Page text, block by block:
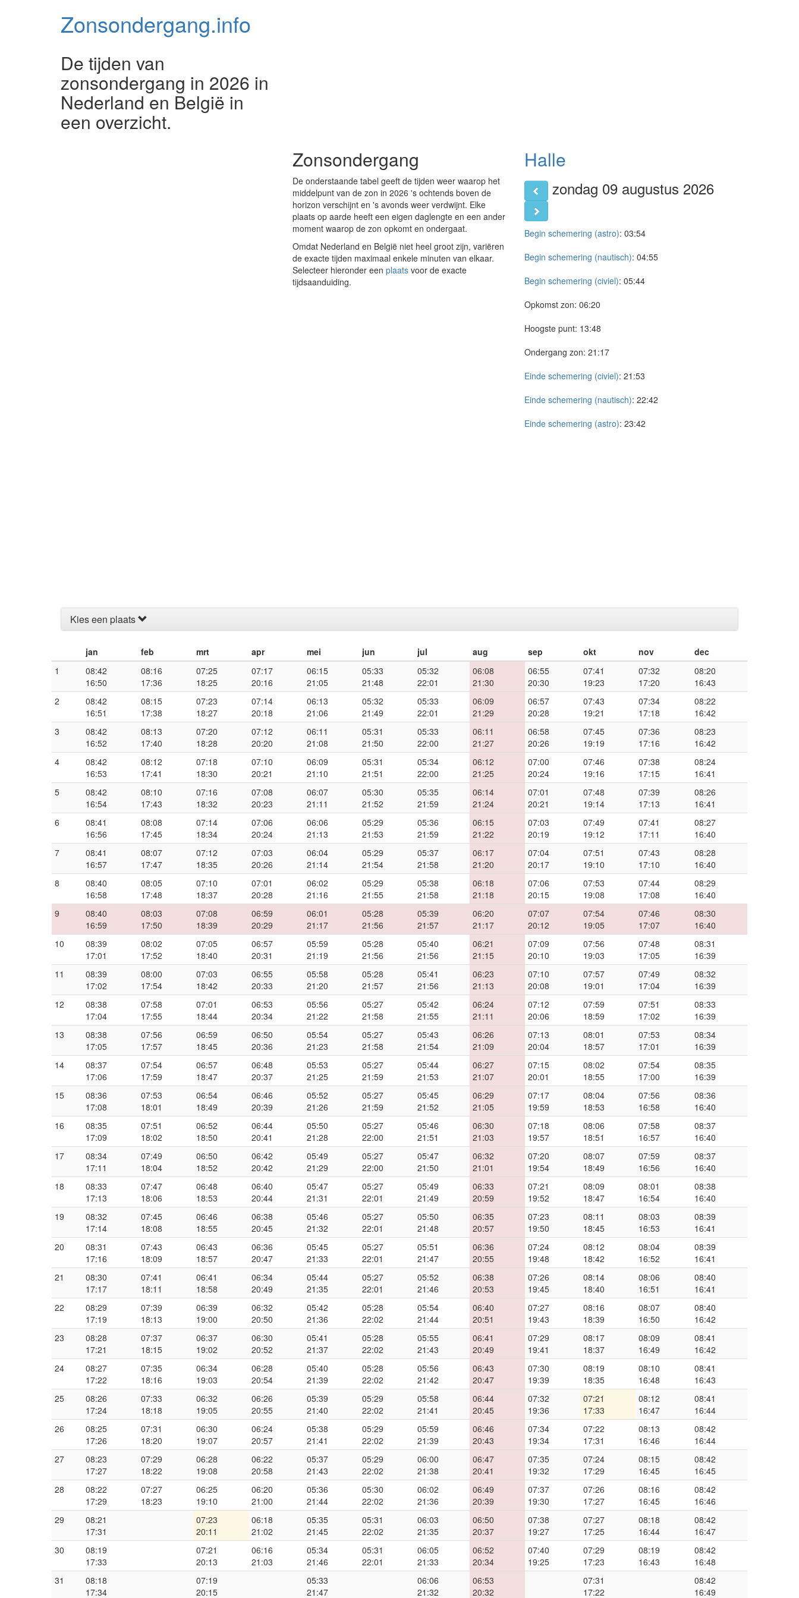
Zonsondergang.info
De tijden van
zonsondergang in 2026 in
Nederland en België in
een overzicht.
Zonsondergang
De onderstaande tabel geeft de tijden weer waarop het
middelpunt van de zon in 2026 's ochtends boven de
horizon verschijnt en 's avonds weer verdwijnt. Elke
plaats op aarde heeft een eigen daglengte en een ander
moment waarop de zon opkomt en ondergaat.
Omdat Nederland en België niet heel groot zijn, variëren
de exacte tijden maximaal enkele minuten van elkaar.
Selecteer hieronder een plaats voor de exacte
tijdsaanduiding.
Halle
zondag 09 augustus 2026
Begin schemering (astro): 03:54
Begin schemering (nautisch): 04:55
Begin schemering (civiel): 05:44
Opkomst zon: 06:20
Hoogste punt: 13:48
Ondergang zon: 21:17
Einde schemering (civiel): 21:53
Einde schemering (nautisch): 22:42
Einde schemering (astro): 23:42
Kies een plaats
jan feb mrt apr mei jun jul aug sep okt nov
dec
1
08:42
16:50
08:16
17:36
07:25
18:25
07:17
20:16
06:15
21:05
05:33
21:48
05:32
22:01
06:08
21:30
06:55
20:30
07:41
19:23
07:32
17:20
08:20
16:43
2
08:42
16:51
08:15
17:38
07:23
18:27
07:14
20:18
06:13
21:06
05:32
21:49
05:33
22:01
06:09
21:29
06:57
20:28
07:43
19:21
07:34
17:18
08:22
16:42
3
08:42
16:52
08:13
17:40
07:20
18:28
07:12
20:20
06:11
21:08
05:31
21:50
05:33
22:00
06:11
21:27
06:58
20:26
07:45
19:19
07:36
17:16
08:23
16:42
4
08:42
16:53
08:12
17:41
07:18
18:30
07:10
20:21
06:09
21:10
05:31
21:51
05:34
22:00
06:12
21:25
07:00
20:24
07:46
19:16
07:38
17:15
08:24
16:41
5
08:42
16:54
08:10
17:43
07:16
18:32
07:08
20:23
06:07
21:11
05:30
21:52
05:35
21:59
06:14
21:24
07:01
20:21
07:48
19:14
07:39
17:13
08:26
16:41
6
08:41
16:56
08:08
17:45
07:14
18:34
07:06
20:24
06:06
21:13
05:29
21:53
05:36
21:59
06:15
21:22
07:03
20:19
07:49
19:12
07:41
17:11
08:27
16:40
7
08:41
16:57
08:07
17:47
07:12
18:35
07:03
20:26
06:04
21:14
05:29
21:54
05:37
21:58
06:17
21:20
07:04
20:17
07:51
19:10
07:43
17:10
08:28
16:40
8
08:40
16:58
08:05
17:48
07:10
18:37
07:01
20:28
06:02
21:16
05:29
21:55
05:38
21:58
06:18
21:18
07:06
20:15
07:53
19:08
07:44
17:08
08:29
16:40
9
08:40
16:59
08:03
17:50
07:08
18:39
06:59
20:29
06:01
21:17
05:28
21:56
05:39
21:57
06:20
21:17
07:07
20:12
07:54
19:05
07:46
17:07
08:30
16:40
10
08:39
17:01
08:02
17:52
07:05
18:40
06:57
20:31
05:59
21:19
05:28
21:56
05:40
21:56
06:21
21:15
07:09
20:10
07:56
19:03
07:48
17:05
08:31
16:39
11
08:39
17:02
08:00
17:54
07:03
18:42
06:55
20:33
05:58
21:20
05:28
21:57
05:41
21:56
06:23
21:13
07:10
20:08
07:57
19:01
07:49
17:04
08:32
16:39
12
08:38
17:04
07:58
17:55
07:01
18:44
06:53
20:34
05:56
21:22
05:27
21:58
05:42
21:55
06:24
21:11
07:12
20:06
07:59
18:59
07:51
17:02
08:33
16:39
13
08:38
17:05
07:56
17:57
06:59
18:45
06:50
20:36
05:54
21:23
05:27
21:58
05:43
21:54
06:26
21:09
07:13
20:04
08:01
18:57
07:53
17:01
08:34
16:39
14
08:37
17:06
07:54
17:59
06:57
18:47
06:48
20:37
05:53
21:25
05:27
21:59
05:44
21:53
06:27
21:07
07:15
20:01
08:02
18:55
07:54
17:00
08:35
16:39
15
08:36
17:08
07:53
18:01
06:54
18:49
06:46
20:39
05:52
21:26
05:27
21:59
05:45
21:52
06:29
21:05
07:17
19:59
08:04
18:53
07:56
16:58
08:36
16:40
16
08:35
17:09
07:51
18:02
06:52
18:50
06:44
20:41
05:50
21:28
05:27
22:00
05:46
21:51
06:30
21:03
07:18
19:57
08:06
18:51
07:58
16:57
08:37
16:40
17
08:34
17:11
07:49
18:04
06:50
18:52
06:42
20:42
05:49
21:29
05:27
22:00
05:47
21:50
06:32
21:01
07:20
19:54
08:07
18:49
07:59
16:56
08:37
16:40
18
08:33
17:13
07:47
18:06
06:48
18:53
06:40
20:44
05:47
21:31
05:27
22:01
05:49
21:49
06:33
20:59
07:21
19:52
08:09
18:47
08:01
16:54
08:38
16:40
19
08:32
17:14
07:45
18:08
06:46
18:55
06:38
20:45
05:46
21:32
05:27
22:01
05:50
21:48
06:35
20:57
07:23
19:50
08:11
18:45
08:03
16:53
08:39
16:41
20
08:31
17:16
07:43
18:09
06:43
18:57
06:36
20:47
05:45
21:33
05:27
22:01
05:51
21:47
06:36
20:55
07:24
19:48
08:12
18:42
08:04
16:52
08:39
16:41
21
08:30
17:17
07:41
18:11
06:41
18:58
06:34
20:49
05:44
21:35
05:27
22:01
05:52
21:46
06:38
20:53
07:26
19:45
08:14
18:40
08:06
16:51
08:40
16:41
22
08:29
17:19
07:39
18:13
06:39
19:00
06:32
20:50
05:42
21:36
05:28
22:02
05:54
21:44
06:40
20:51
07:27
19:43
08:16
18:39
08:07
16:50
08:40
16:42
23
08:28
17:21
07:37
18:15
06:37
19:02
06:30
20:52
05:41
21:37
05:28
22:02
05:55
21:43
06:41
20:49
07:29
19:41
08:17
18:37
08:09
16:49
08:41
16:42
24
08:27
17:22
07:35
18:16
06:34
19:03
06:28
20:54
05:40
21:39
05:28
22:02
05:56
21:42
06:43
20:47
07:30
19:39
08:19
18:35
08:10
16:48
08:41
16:43
25
08:26
17:24
07:33
18:18
06:32
19:05
06:26
20:55
05:39
21:40
05:29
22:02
05:58
21:41
06:44
20:45
07:32
19:36
07:21
17:33
08:12
16:47
08:41
16:44
26
08:25
17:26
07:31
18:20
06:30
19:07
06:24
20:57
05:38
21:41
05:29
22:02
05:59
21:39
06:46
20:43
07:34
19:34
07:22
17:31
08:13
16:46
08:42
16:44
27
08:23
17:27
07:29
18:22
06:28
19:08
06:22
20:58
05:37
21:43
05:29
22:02
06:00
21:38
06:47
20:41
07:35
19:32
07:24
17:29
08:15
16:45
08:42
16:45
28
08:22
17:29
07:27
18:23
06:25
19:10
06:20
21:00
05:36
21:44
05:30
22:02
06:02
21:36
06:49
20:39
07:37
19:30
07:26
17:27
08:16
16:45
08:42
16:46
29
08:21
17:31
07:23
20:11
06:18
21:02
05:35
21:45
05:31
22:02
06:03
21:35
06:50
20:37
07:38
19:27
07:27
17:25
08:18
16:44
08:42
16:47
30
08:19
17:33
07:21
20:13
06:16
21:03
05:34
21:46
05:31
22:01
06:05
21:33
06:52
20:34
07:40
19:25
07:29
17:23
08:19
16:43
08:42
16:48
31
08:18
17:34
07:19
20:15
05:33
21:47
06:06
21:32
06:53
20:32
07:31
17:22
08:42
16:49